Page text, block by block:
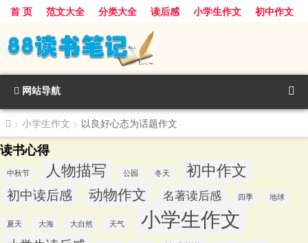
首 页 范文大全 分类大全 读后感 小学生作文
初中作文
景物描写
话题作文 人物描写
节日作文
网站导航
> 小学生作文 > 以良好心态为话题作文
读书心得
中秋节 人物描写 公园 冬天 初中作文
初中读后感 动物作文 名著读后感 四季 地球
夏天 大海 大自然 天气 小学生作文